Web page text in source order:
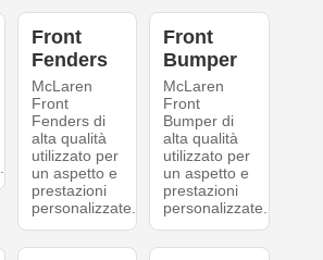
Front
Fenders
McLaren
Front
Fenders di
alta qualità
utilizzato per
un aspetto e
prestazioni
personalizzate.
Front
Bumper
McLaren
Front
Bumper di
alta qualità
utilizzato per
un aspetto e
prestazioni
personalizzate.